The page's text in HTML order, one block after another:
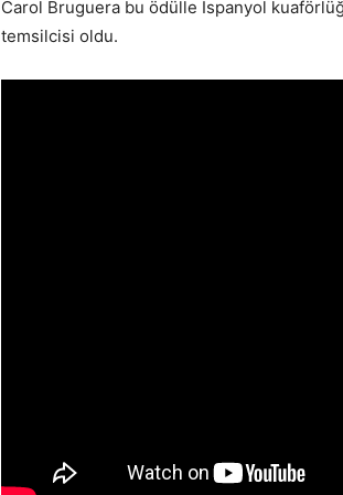
Carol Bruguera bu ödülle İspanyol
temsilcisi oldu.